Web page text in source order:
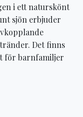
i ett naturskönt
sjön erbjuder
Det finns
för barnfamiljer